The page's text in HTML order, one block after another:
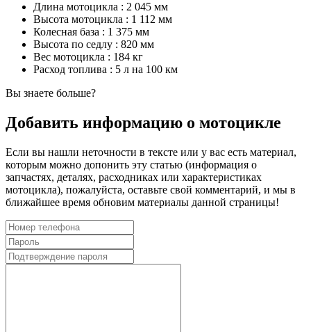
Длина мотоцикла : 2 045 мм
Высота мотоцикла : 1 112 мм
Колесная база : 1 375 мм
Высота по седлу : 820 мм
Вес мотоцикла : 184 кг
Расход топлива : 5 л на 100 км
Вы знаете больше?
Добавить информацию о мотоцикле
Если вы нашли неточности в тексте или у вас есть материал,
которым можно допонить эту статью (информация о
запчастях, деталях, расходниках или характеристиках
мотоцикла), пожалуйста, оставьте свой комментарий, и мы в
ближайшее время обновим материалы данной страницы!